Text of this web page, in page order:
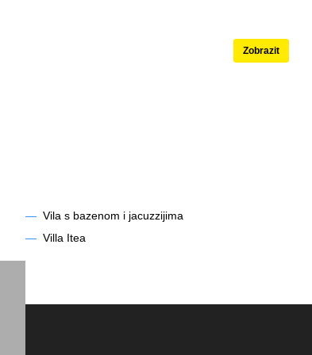
Zobrazit
— Vila s bazenom i jacuzzijima
— Villa Itea